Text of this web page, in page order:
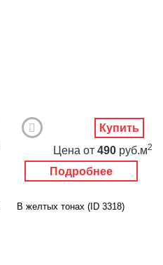
Подробнее
Цена от 490 руб.м2
Купить
В желтых тонах (ID 3318)